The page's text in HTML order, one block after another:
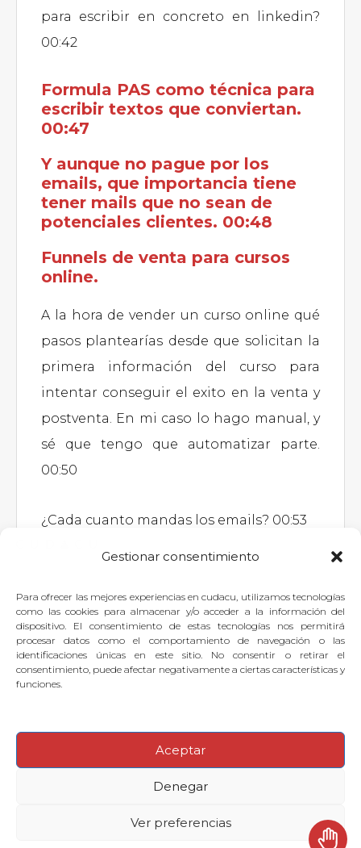
Gestionar consentimiento
Para ofrecer las mejores experiencias en cudacu, utilizamos tecnologías
como las cookies para almacenar y/o acceder a la información del
dispositivo. El consentimiento de estas tecnologías nos permitirá
procesar datos como el comportamiento de navegación o las
identificaciones únicas en este sitio. No consentir o retirar el
consentimiento, puede afectar negativamente a ciertas características y
funciones.
Aceptar
Denegar
Ver preferencias
para escribir en concreto en linkedin?
00:42
Formula PAS como técnica para
escribir textos que conviertan.
00:47
Y aunque no pague por los
emails, que importancia tiene
tener mails que no sean de
potenciales clientes. 00:48
Funnels de venta para cursos
online.
A la hora de vender un curso online qué
pasos plantearías desde que solicitan la
primera información del curso para
intentar conseguir el exito en la venta y
postventa. En mi caso lo hago manual, y
sé que tengo que automatizar parte.
00:50
¿Cada cuanto mandas los emails? 00:53
Si quieres dejar tu pregunta para
el experto, puedesidentificarteo
suscribirte.
© 2026
Contactar con Soporte Cudacu